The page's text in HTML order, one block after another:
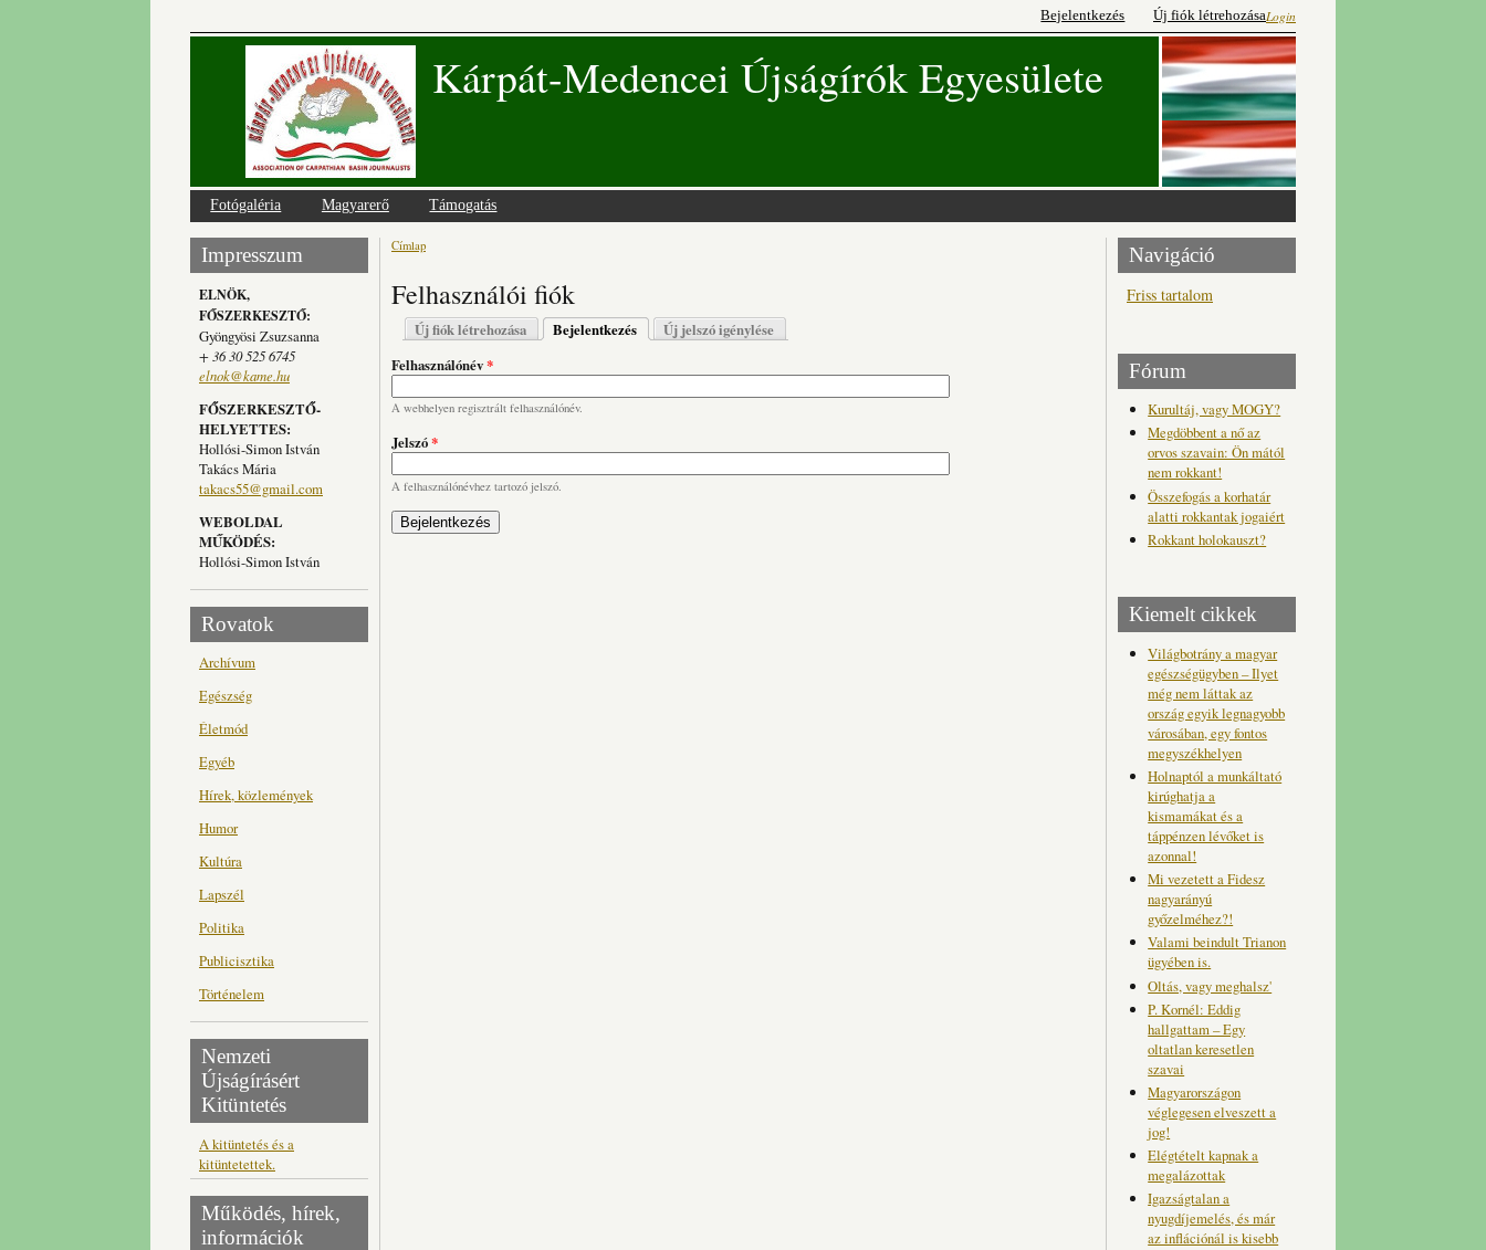
Login
Bejelentkezés Új fiók létrehozása
Kárpát-Medencei Újságírók Egyesülete
Fotógaléria Magyarerő Támogatás
Impresszum
ELNÖK,
FŐSZERKESZTŐ:
Gyöngyösi Zsuzsanna
+ 36 30 525 6745
elnok@kame.hu
FŐSZERKESZTŐ-
HELYETTES:
Hollósi-Simon István
Takács Mária
takacs55@gmail.com
WEBOLDAL
MŰKÖDÉS:
Hollósi-Simon István
Rovatok
Archívum
Egészség
Életmód
Egyéb
Hírek, közlemények
Humor
Kultúra
Lapszél
Politika
Publicisztika
Történelem
Nemzeti
Újságírásért
Kitüntetés
A kitüntetés és a
kitüntetettek.
Működés, hírek,
információk
Jelenlegi hely
Címlap
Felhasználói fiók
Elsődleges fülek
Új fiók létrehozása Bejelentkezés (aktív fül)
Új jelszó igénylése
Felhasználónév*
A webhelyen regisztrált felhasználónév.
Jelszó*
A felhasználónévhez tartozó jelszó.
Navigáció
Friss tartalom
Fórum
Kurultáj, vagy MOGY?
Megdöbbent a nő az
orvos szavain: Ön mától
nem rokkant!
Összefogás a korhatár
alatti rokkantak jogaiért
Rokkant holokauszt?
Kiemelt cikkek
Világbotrány a magyar
egészségügyben – Ilyet
még nem láttak az
ország egyik legnagyobb
városában, egy fontos
megyszékhelyen
Holnaptól a munkáltató
kirúghatja a
kismamákat és a
táppénzen lévőket is
azonnal!
Mi vezetett a Fidesz
nagyarányú
győzelméhez?!
Valami beindult Trianon
ügyében is.
Oltás, vagy meghalsz'
P. Kornél: Eddig
hallgattam – Egy
oltatlan keresetlen
szavai
Magyarországon
véglegesen elveszett a
jog!
Elégtételt kapnak a
megalázottak
Igazságtalan a
nyugdíjemelés, és már
az inflációnál is kisebb